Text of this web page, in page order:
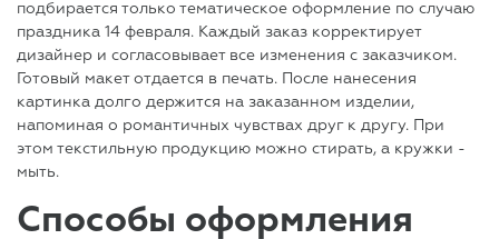
подбирается только тематическое оформление по случаю
праздника 14 февраля. Каждый заказ корректирует
дизайнер и согласовывает все изменения с заказчиком.
Готовый макет отдается в печать. После нанесения
картинка долго держится на заказанном изделии,
напоминая о романтичных чувствах друг к другу. При
этом текстильную продукцию можно стирать, а кружки -
мыть.
Способы оформления